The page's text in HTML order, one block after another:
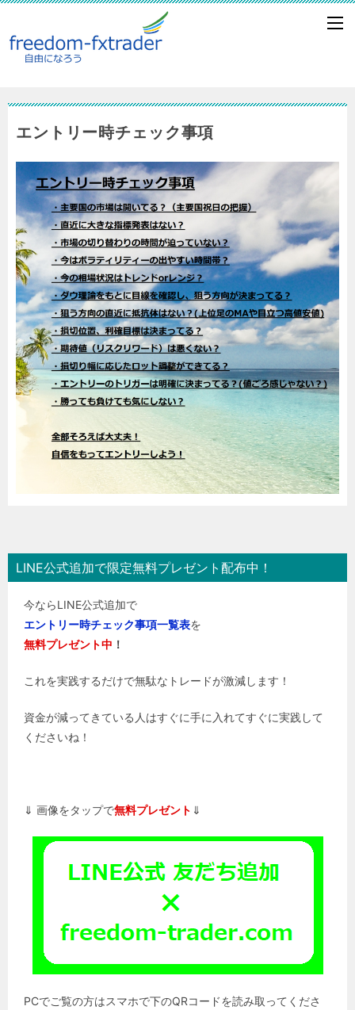
エントリー時チェック事項
LINE公式追加で限定無料プレゼント配布中！
今ならLINE公式追加で
エントリー時チェック事項一覧表を
無料プレゼント中 ！
これを実践するだけで無駄なトレードが激減します！
資金が減ってきている人はすぐに手に入れてすぐに実践して
くださいね！
⇓ 画像をタップで無料プレゼント ⇓
PCでご覧の方はスマホで下のQRコードを読み取ってくださ